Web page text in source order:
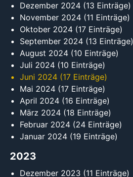
Dezember 2024 (13 Einträge)
November 2024 (11 Einträge)
Oktober 2024 (17 Einträge)
September 2024 (13 Einträge)
August 2024 (10 Einträge)
Juli 2024 (10 Einträge)
Juni 2024 (17 Einträge)
Mai 2024 (17 Einträge)
April 2024 (16 Einträge)
März 2024 (18 Einträge)
Februar 2024 (24 Einträge)
Januar 2024 (19 Einträge)
2023
Dezember 2023 (11 Einträge)